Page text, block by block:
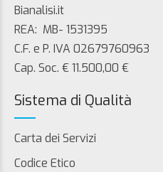
Bianalisi.it
REA: MB- 1531395
C.F. e P. IVA 02679760963
Cap. Soc. € 11.500,00 €
Sistema di Qualità
Carta dei Servizi
Codice Etico